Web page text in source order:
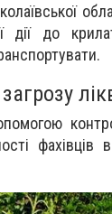
до
фахівців